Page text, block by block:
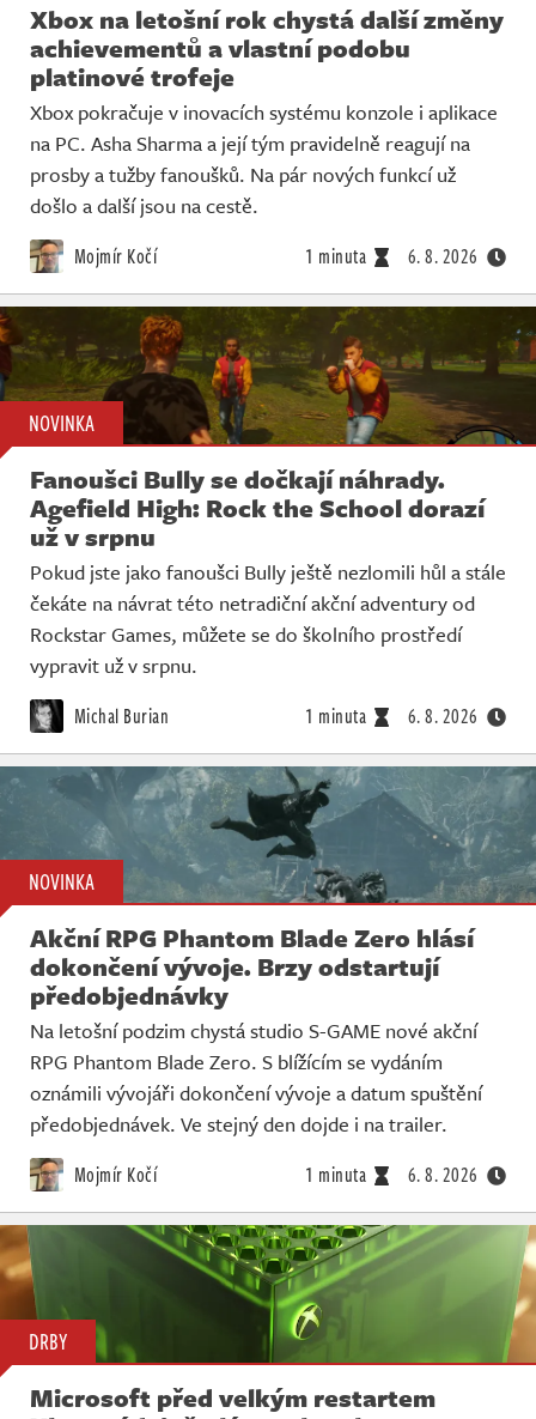
Xbox na letošní rok chystá další změny
achievementů a vlastní podobu
platinové trofeje
Xbox pokračuje v inovacích systému konzole i aplikace
na PC. Asha Sharma a její tým pravidelně reagují na
prosby a tužby fanoušků. Na pár nových funkcí už
došlo a další jsou na cestě.
Mojmír Kočí 1 minuta 6. 8. 2026
NOVINKA
Fanoušci Bully se dočkají náhrady.
Agefield High: Rock the School dorazí
už v srpnu
Pokud jste jako fanoušci Bully ještě nezlomili hůl a stále
čekáte na návrat této netradiční akční adventury od
Rockstar Games, můžete se do školního prostředí
vypravit už v srpnu.
Michal Burian 1 minuta 6. 8. 2026
NOVINKA
Akční RPG Phantom Blade Zero hlásí
dokončení vývoje. Brzy odstartují
předobjednávky
Na letošní podzim chystá studio S-GAME nové akční
RPG Phantom Blade Zero. S blížícím se vydáním
oznámili vývojáři dokončení vývoje a datum spuštění
předobjednávek. Ve stejný den dojde i na trailer.
Mojmír Kočí 1 minuta 6. 8. 2026
DRBY
Microsoft před velkým restartem